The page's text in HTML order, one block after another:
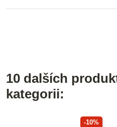
10 dalších
kategorii:
-10%